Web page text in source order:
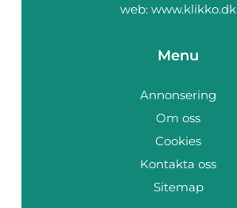
web: www.klikko.dk
Menu
Annonsering
Om oss
Cookies
Kontakta oss
Sitemap